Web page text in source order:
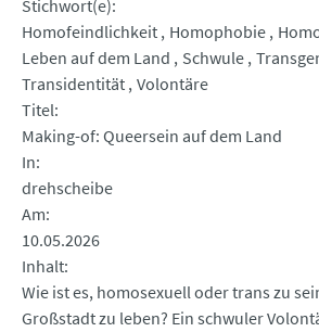
Stichwort(e)
Homofeindlichkeit Homophobie
Leben auf dem Land
Schwule
Transidentität Volontäre
Titel
Making-of: Queersein auf dem Land
In
drehscheibe
Am
10.05.2026
Inhalt
Wie ist es, homosexuell oder trans zu
Großstadt zu leben? Ein schwuler